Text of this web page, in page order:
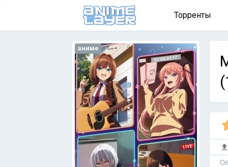
Торренты
аниме